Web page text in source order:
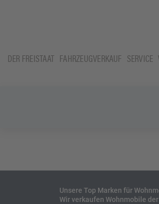
DER FREISTAAT FAHRZEUGVERKAUF SERVICE
Unsere Top Marken für
Wir verkaufen Wohnmobile